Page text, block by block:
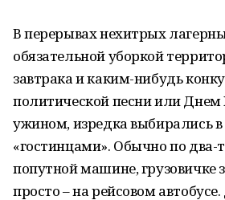
В перерывах нехитрых
обязательной уборкой
завтрака и каким-нибудь
политической песни или Днем
ужином, изредка выбирались в
«гостинцами». Обычно по два-
попутной машине, грузовичке
просто – на рейсовом